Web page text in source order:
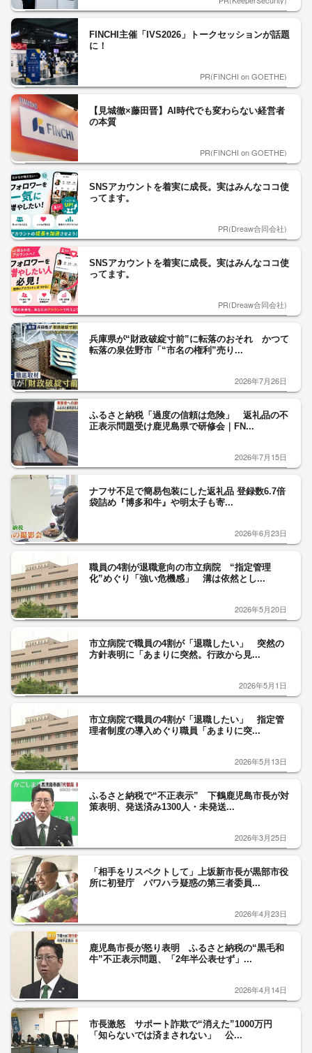
FINCHI主催「IVS2026」トークセッションが話題
に！
PR(FINCHI on GOETHE)
【見城徹×藤田晋】AI時代でも変わらない経営者
の本質
PR(FINCHI on GOETHE)
SNSアカウントを着実に成長。実はみんなココ使
ってます。
PR(Dreaw合同会社)
SNSアカウントを着実に成長。実はみんなココ使
ってます。
PR(Dreaw合同会社)
兵庫県が“財政破綻寸前”に転落のおそれ かつて
転落の泉佐野市「“市名の権利”売り...
2026年7月26日
ふるさと納税「過度の信頼は危険」 返礼品の不
正表示問題受け鹿児島県で研修会｜FN...
2026年7月15日
ナフサ不足で簡易包装にした返礼品 登録数6.7倍
袋詰め『博多和牛』や明太子も寄...
2026年6月23日
職員の4割が退職意向の市立病院 “指定管理
化”めぐり「強い危機感」 溝は依然とし...
2026年5月20日
市立病院で職員の4割が「退職したい」 突然の
方針表明に「あまりに突然。行政から見...
2026年5月1日
市立病院で職員の4割が「退職したい」 指定管
理者制度の導入めぐり職員「あまりに突...
2026年5月13日
ふるさと納税で“不正表示” 下鶴鹿児島市長が対
策表明、発送済み1300人・未発送...
2026年3月25日
「相手をリスペクトして」上坂新市長が黒部市役
所に初登庁 パワハラ疑惑の第三者委員...
2026年4月23日
鹿児島市長が怒り表明 ふるさと納税の“黒毛和
牛”不正表示問題、「2年半公表せず」...
2026年4月14日
市長激怒 サポート詐欺で“消えた”1000万円
「知らないでは済まされない」 公...